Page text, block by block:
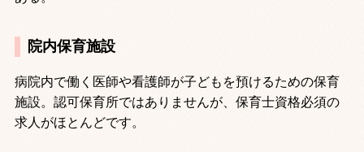
院内保育施設
病院内で働く医師や看護師が子どもを預けるための保育
施設。認可保育所ではありませんが、保育士資格必須の
求人がほとんどです。